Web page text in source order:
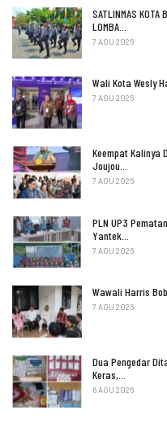
SATLINMAS KOTA
LOMBA…
7 AGU 2026
Wali Kota Wesly
7 AGU 2026
Keempat Kalinya
Joujou…
7 AGU 2026
PLN UP3
Yantek…
7 AGU 2026
Wawali Harris
7 AGU 2026
Dua Pengedar
Keras,…
6 AGU 2026